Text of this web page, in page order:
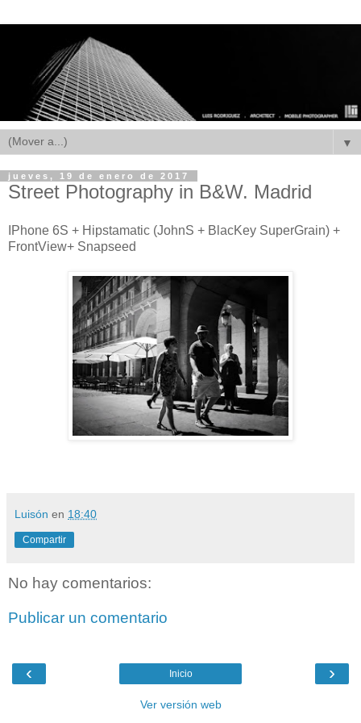
▼
jueves, 19 de enero de 2017
Street Photography in B&W. Madrid
IPhone 6S + Hipstamatic (JohnS + BlacKey SuperGrain) +
FrontView+ Snapseed
Luisón en 18:40
Compartir
No hay comentarios:
Publicar un comentario
‹ ›
Inicio
Ver versión web